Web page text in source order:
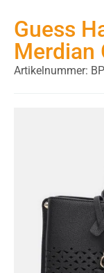
Guess
Merdian
Artikelnummer: